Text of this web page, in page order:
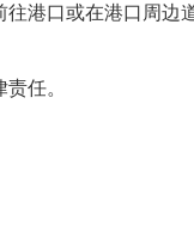
口或在港口周边
任。